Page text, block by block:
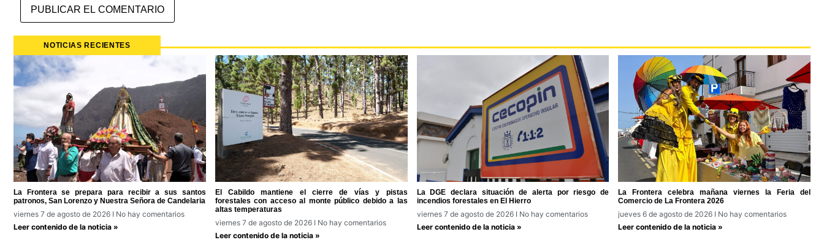
NOTICIAS RECIENTES
La Frontera se prepara para recibir a sus santos
patronos, San Lorenzo y Nuestra Señora de Candelaria
viernes 7 de agosto de 2026
No hay comentarios
Leer contenido de la noticia »
El Cabildo mantiene el cierre de vías y pistas
forestales con acceso al monte público debido a las
altas temperaturas
viernes 7 de agosto de 2026
No hay comentarios
Leer contenido de la noticia »
La DGE declara situación de alerta por riesgo de
incendios forestales en El Hierro
viernes 7 de agosto de 2026
No hay comentarios
Leer contenido de la noticia »
La Frontera celebra mañana viernes la Feria del
Comercio de La Frontera 2026
jueves 6 de agosto de 2026
No hay comentarios
Leer contenido de la noticia »